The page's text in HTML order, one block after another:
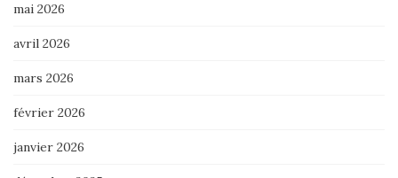
mai 2026
avril 2026
mars 2026
février 2026
janvier 2026